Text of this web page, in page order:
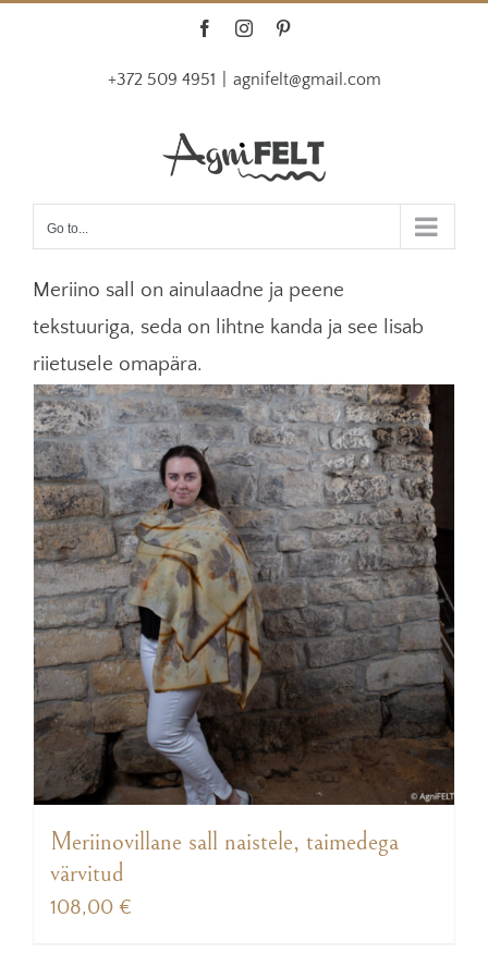
FacebookInstagram
+372 509 4951 agnifelt@gmail.com
Go to...
Meriino sall on ainulaadne ja peene
tekstuuriga, seda on lihtne kanda ja see lisab
riietusele omapära.
Meriinovillane sall naistele, taimedega
värvitud
108,00 €